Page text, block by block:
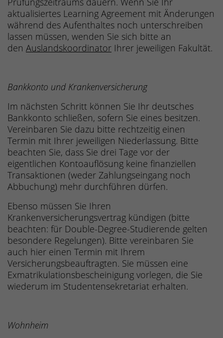
aktualisiertes Learning Agreement mit Änderungen
während des Aufenthaltes noch unterschreiben
lassen müssen, wenden Sie sich bitte an
den Auslandskoordinator Ihrer jeweiligen Fakultät.
Bankkonto und Krankenversicherung
Im nächsten Schritt können Sie Ihr deutsches
Bankkonto schließen, sofern Sie eines besitzen.
Vereinbaren Sie dazu bitte rechtzeitig einen
Termin mit Ihrer jeweiligen Niederlassung. Bitte
beachten Sie, dass Sie drei Tage vor der
eigentlichen Kontoauflösung keine finanziellen
Transaktionen (weder Zahlungseingang noch
Abbuchung) mehr durchführen dürfen.
Ebenso müssen Sie Ihren
Krankenversicherungsvertrag kündigen (bitte
beachten: für Double-Degree-Studierende gelten
besondere Regelungen). Bitte vereinbaren Sie
auch hier einen Termin mit Ihrem
Versicherungsbeauftragten. Sie müssen eine
Exmatrikulationsbescheinigung vorlegen, die Sie
wiederum im Studentensekretariat erhalten.
Wohnheim